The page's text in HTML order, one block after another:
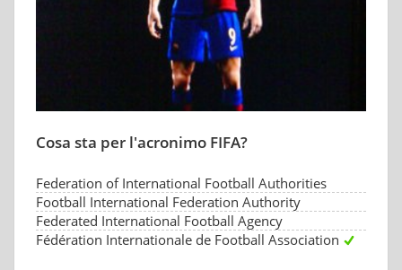
Cosa sta per l'acronimo FIFA?
Federation of International Football Authorities
Football International Federation Authority
Federated International Football Agency
Fédération Internationale de Football Association